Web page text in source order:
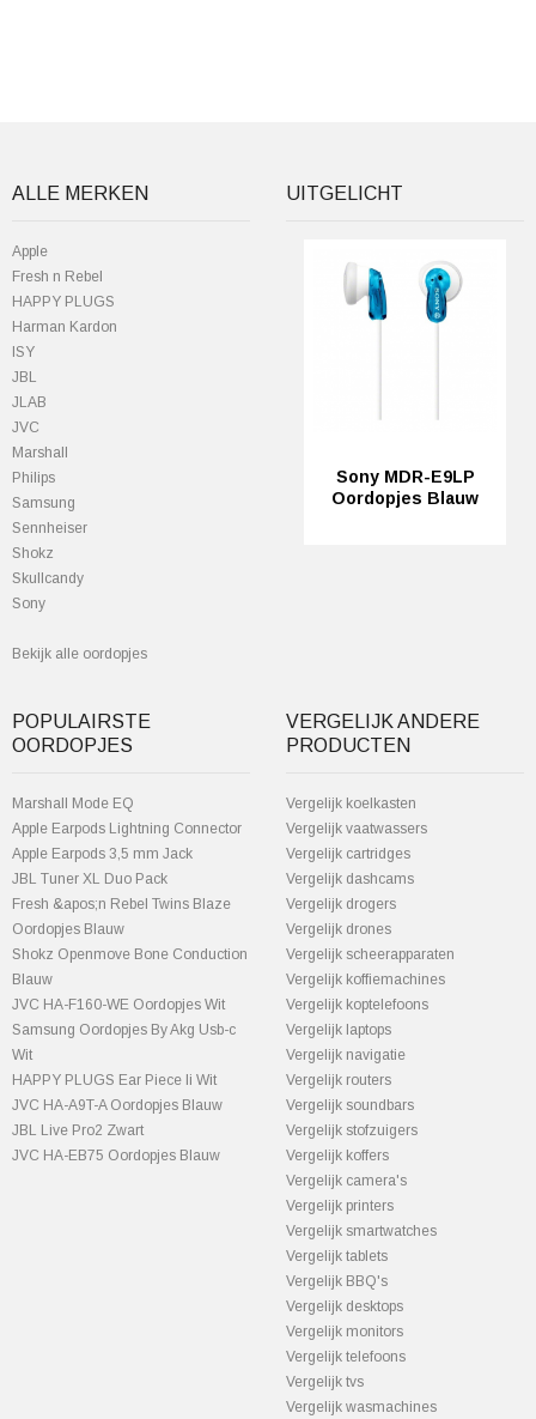
ALLE MERKEN
Apple
Fresh n Rebel
HAPPY PLUGS
Harman Kardon
ISY
JBL
JLAB
JVC
Marshall
Philips
Samsung
Sennheiser
Shokz
Skullcandy
Sony
Bekijk alle oordopjes
UITGELICHT
Sony MDR-E9LP
Oordopjes Blauw
POPULAIRSTE
OORDOPJES
Marshall Mode EQ
Apple Earpods Lightning Connector
Apple Earpods 3,5 mm Jack
JBL Tuner XL Duo Pack
Fresh &apos;n Rebel Twins Blaze
Oordopjes Blauw
Shokz Openmove Bone Conduction
Blauw
JVC HA-F160-WE Oordopjes Wit
Samsung Oordopjes By Akg Usb-c
Wit
HAPPY PLUGS Ear Piece Ii Wit
JVC HA-A9T-A Oordopjes Blauw
JBL Live Pro2 Zwart
JVC HA-EB75 Oordopjes Blauw
VERGELIJK ANDERE
PRODUCTEN
Vergelijk koelkasten
Vergelijk vaatwassers
Vergelijk cartridges
Vergelijk dashcams
Vergelijk drogers
Vergelijk drones
Vergelijk scheerapparaten
Vergelijk koffiemachines
Vergelijk koptelefoons
Vergelijk laptops
Vergelijk navigatie
Vergelijk routers
Vergelijk soundbars
Vergelijk stofzuigers
Vergelijk koffers
Vergelijk camera's
Vergelijk printers
Vergelijk smartwatches
Vergelijk tablets
Vergelijk BBQ's
Vergelijk desktops
Vergelijk monitors
Vergelijk telefoons
Vergelijk tvs
Vergelijk wasmachines